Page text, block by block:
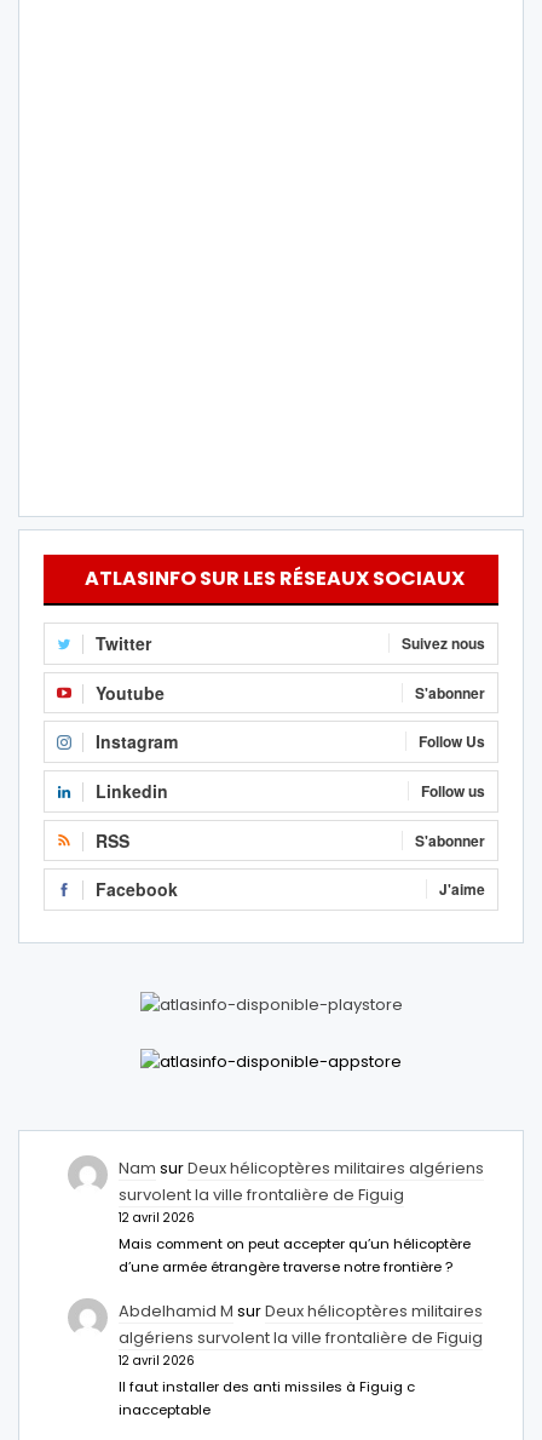
ATLASINFO SUR LES RÉSEAUX SOCIAUX
Twitter Suivez nous
Youtube S'abonner
Instagram Follow Us
Linkedin Follow us
RSS S'abonner
Facebook J'aime
Nam surDeux hélicoptères militaires algériens
survolent la ville frontalière de Figuig
12 avril 2026
Mais comment on peut accepter qu’un hélicoptère
d’une armée étrangère traverse notre frontière ?
Abdelhamid M surDeux hélicoptères militaires
algériens survolent la ville frontalière de Figuig
12 avril 2026
Il faut installer des anti missiles à Figuig c
inacceptable